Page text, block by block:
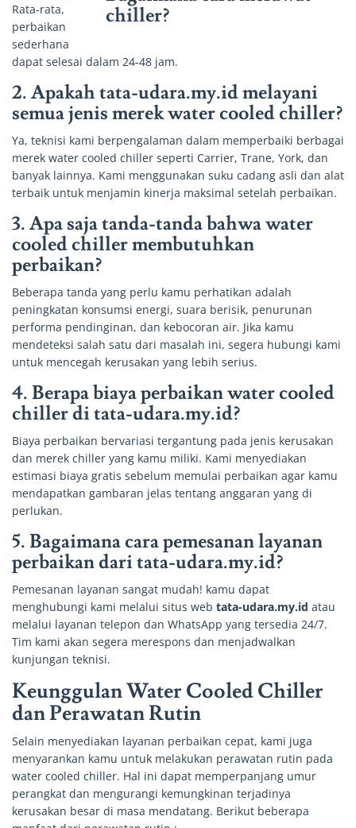
Rata-rata,
perbaikan
sederhana
dapat selesai dalam 24-48 jam.
2. Apakah tata-udara.my.id melayani
semua jenis merek water cooled chiller?
Ya, teknisi kami berpengalaman dalam memperbaiki berbagai
merek water cooled chiller seperti Carrier, Trane, York, dan
banyak lainnya. Kami menggunakan suku cadang asli dan alat
terbaik untuk menjamin kinerja maksimal setelah perbaikan.
3. Apa saja tanda-tanda bahwa water
cooled chiller membutuhkan
perbaikan?
Beberapa tanda yang perlu kamu perhatikan adalah
peningkatan konsumsi energi, suara berisik, penurunan
performa pendinginan, dan kebocoran air. Jika kamu
mendeteksi salah satu dari masalah ini, segera hubungi kami
untuk mencegah kerusakan yang lebih serius.
4. Berapa biaya perbaikan water cooled
chiller di tata-udara.my.id?
Biaya perbaikan bervariasi tergantung pada jenis kerusakan
dan merek chiller yang kamu miliki. Kami menyediakan
estimasi biaya gratis sebelum memulai perbaikan agar kamu
mendapatkan gambaran jelas tentang anggaran yang di
perlukan.
5. Bagaimana cara pemesanan layanan
perbaikan daritata-udara.my.id?
Pemesanan layanan sangat mudah! kamu dapat
menghubungi kami melalui situs web tata-udara.my.id atau
melalui layanan telepon dan WhatsApp yang tersedia 24/7.
Tim kami akan segera merespons dan menjadwalkan
kunjungan teknisi.
Keunggulan Water Cooled Chiller
dan Perawatan Rutin
Selain menyediakan layanan perbaikan cepat, kami juga
menyarankan kamu untuk melakukan perawatan rutin pada
water cooled chiller. Hal ini dapat memperpanjang umur
perangkat dan mengurangi kemungkinan terjadinya
kerusakan besar di masa mendatang. Berikut beberapa